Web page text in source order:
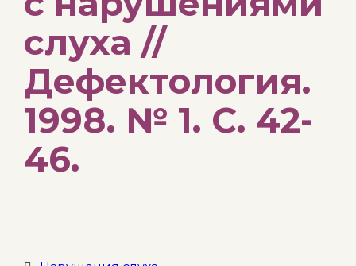
слуха //
Дефектология.
1998. № 1. С. 42-
46.